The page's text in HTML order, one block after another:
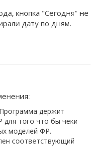
кнопка "Сегодня" не
дату по дням.
держит
для того что бы чеки
моделей ФР.
соответствующий